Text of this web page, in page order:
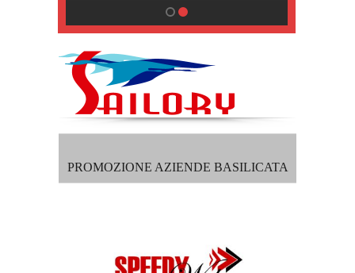
PROMOZIONE AZIENDE BASILICATA